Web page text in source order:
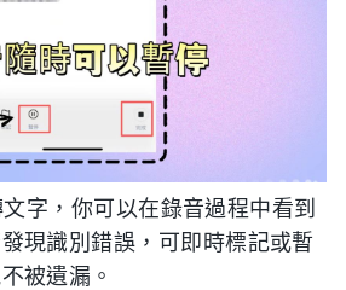
字，你可以在錄音過程中看到
現識別錯誤，可即時標記或暫
被遺漏。